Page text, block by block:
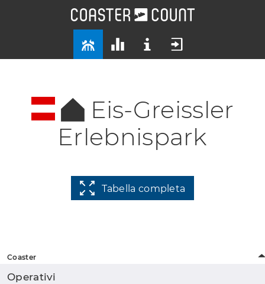
Eis-Greissler
Erlebnispark
Tabella completa
Coaster
Operativi